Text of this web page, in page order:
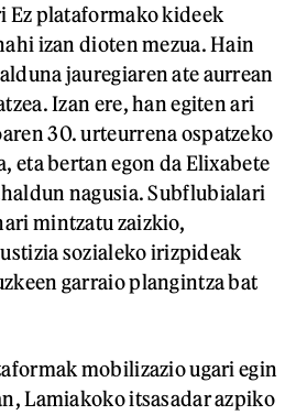
Ez plataformako kideek
izan dioten mezua. Hain
jauregiaren ate aurrean
Izan ere, han egiten ari
30. urteurrena ospatzeko
eta bertan egon da Elixabete
nagusia. Subflubialari
mintzatu zaizkio,
sozialeko irizpideak
garraio plangintza bat
mobilizazio ugari egin
Lamiakoko itsasadar azpiko